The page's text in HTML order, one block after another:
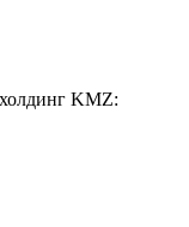
KMZ: